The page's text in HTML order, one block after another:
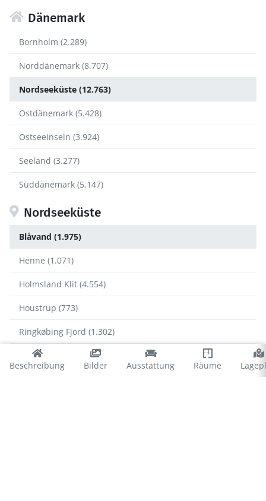
Beschreibung Bilder Ausstattung Räume
Dänemark
Bornholm (2.289)
Norddänemark (8.707)
Nordseeküste (12.763)
Ostdänemark (5.428)
Ostseeinseln (3.924)
Seeland (3.277)
Süddänemark (5.147)
Nordseeküste
Blåvand (1.975)
Henne (1.071)
Holmsland Klit (4.554)
Houstrup (773)
Ringkøbing Fjord (1.302)
Ulfborg (1.182)